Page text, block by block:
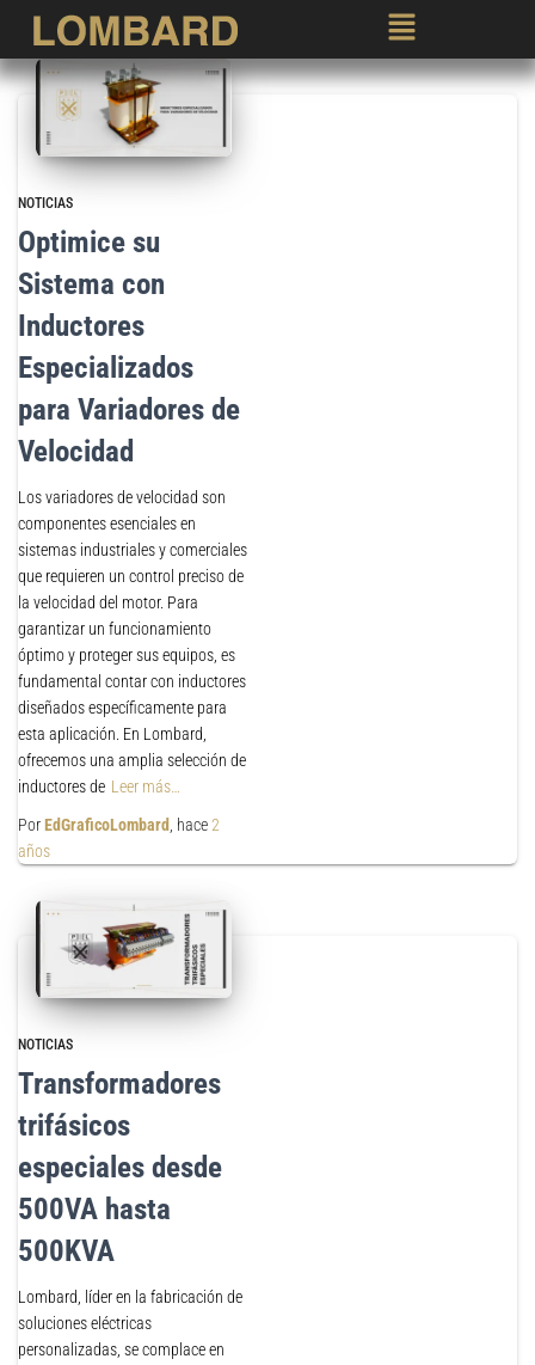
NOTICIAS
Optimice su
Sistema con
Inductores
Especializados
para Variadores de
Velocidad
Los variadores de velocidad son
componentes esenciales en
sistemas industriales y comerciales
que requieren un control preciso de
la velocidad del motor. Para
garantizar un funcionamiento
óptimo y proteger sus equipos, es
fundamental contar con inductores
diseñados específicamente para
esta aplicación. En Lombard,
ofrecemos una amplia selección de
inductores de Leer más…
PorEdGraficoLombard , hace2
años
NOTICIAS
Transformadores
trifásicos
especiales desde
500VA hasta
500KVA
Lombard, líder en la fabricación de
soluciones eléctricas
personalizadas, se complace en